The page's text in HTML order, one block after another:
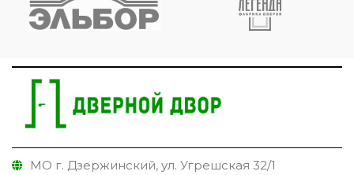
МО г. Дзержинский, ул. Угрешская 32/1